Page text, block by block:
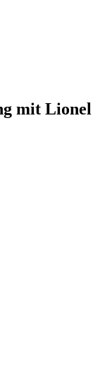
mit Lionel